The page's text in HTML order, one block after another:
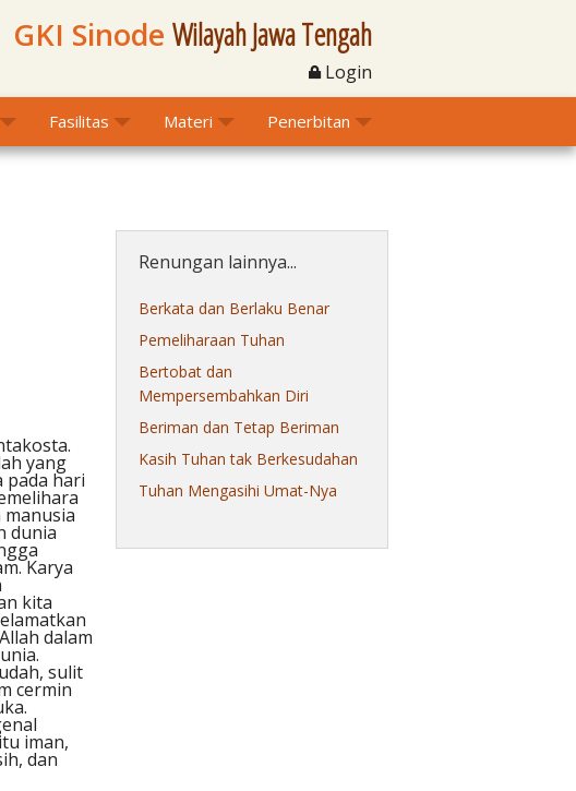
GKI Sinode Wilayah Jawa Tengah
Login
Fasilitas Materi Penerbitan
yang
pada hari
dunia
Karya
kita
dalam
sulit
cermin
iman,
dan
Renungan lainnya...
Berkata dan Berlaku Benar
Pemeliharaan Tuhan
Bertobat dan
Mempersembahkan Diri
Beriman dan Tetap Beriman
Kasih Tuhan tak Berkesudahan
Tuhan Mengasihi Umat-Nya